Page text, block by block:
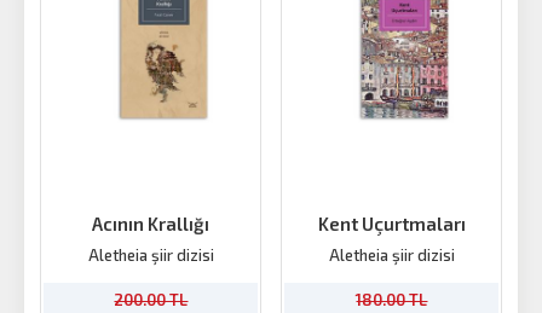
Acının Krallığı
Aletheia şiir dizisi
200.00 TL
Kent Uçurtmaları
Aletheia şiir dizisi
180.00 TL